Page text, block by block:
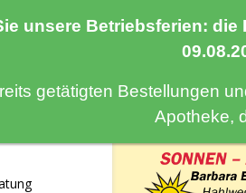
unsere Betriebsferien:
getätigten Bestellungen
Apotheke,